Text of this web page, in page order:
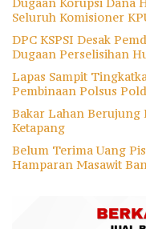
Seluruh Komisioner
DPC KSPSI Desak
Dugaan Perselisihan
Lapas Sampit
Pembinaan Polsus
Bakar Lahan Berujung
Ketapang
Belum Terima Uang
Hamparan Masawit